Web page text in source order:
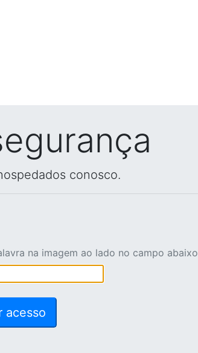
conosco.
na imagem ao lado no campo abaixo